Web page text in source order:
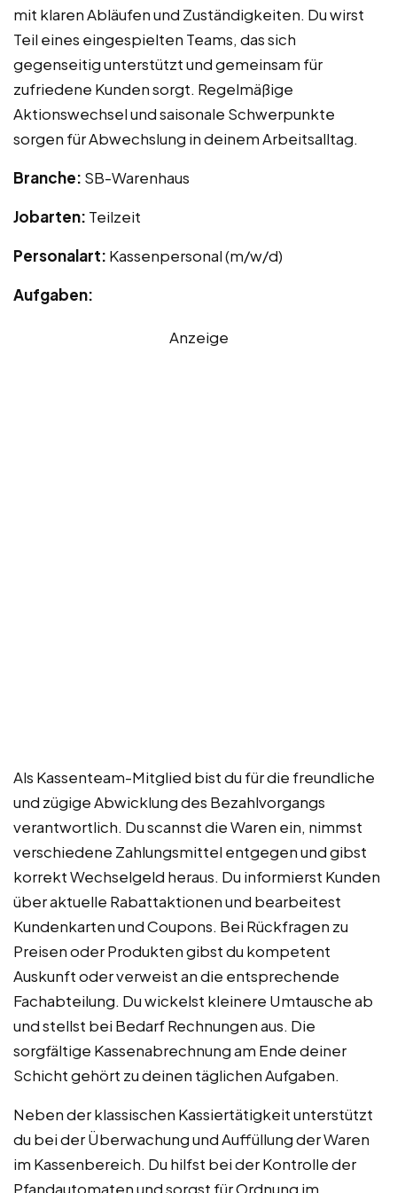
mit klaren Abläufen und Zuständigkeiten. Du wirst
Teil eines eingespielten Teams, das sich
gegenseitig unterstützt und gemeinsam für
zufriedene Kunden sorgt. Regelmäßige
Aktionswechsel und saisonale Schwerpunkte
sorgen für Abwechslung in deinem Arbeitsalltag.
Branche: SB-Warenhaus
Jobarten: Teilzeit
Personalart: Kassenpersonal (m/w/d)
Aufgaben:
Anzeige
Als Kassenteam-Mitglied bist du für die freundliche
und zügige Abwicklung des Bezahlvorgangs
verantwortlich. Du scannst die Waren ein, nimmst
verschiedene Zahlungsmittel entgegen und gibst
korrekt Wechselgeld heraus. Du informierst Kunden
über aktuelle Rabattaktionen und bearbeitest
Kundenkarten und Coupons. Bei Rückfragen zu
Preisen oder Produkten gibst du kompetent
Auskunft oder verweist an die entsprechende
Fachabteilung. Du wickelst kleinere Umtausche ab
und stellst bei Bedarf Rechnungen aus. Die
sorgfältige Kassenabrechnung am Ende deiner
Schicht gehört zu deinen täglichen Aufgaben.
Neben der klassischen Kassiertätigkeit unterstützt
du bei der Überwachung und Auffüllung der Waren
im Kassenbereich. Du hilfst bei der Kontrolle der
Pfandautomaten und sorgst für Ordnung im